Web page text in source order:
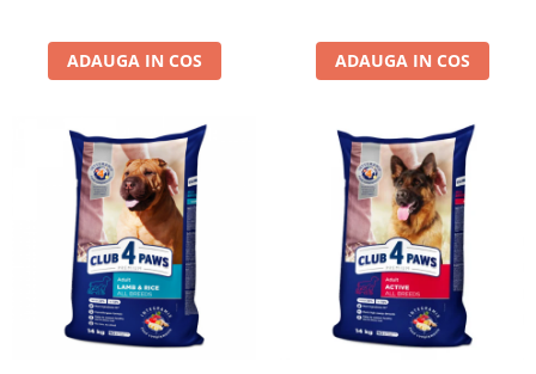
ADAUGA IN COS ADAUGA IN COS